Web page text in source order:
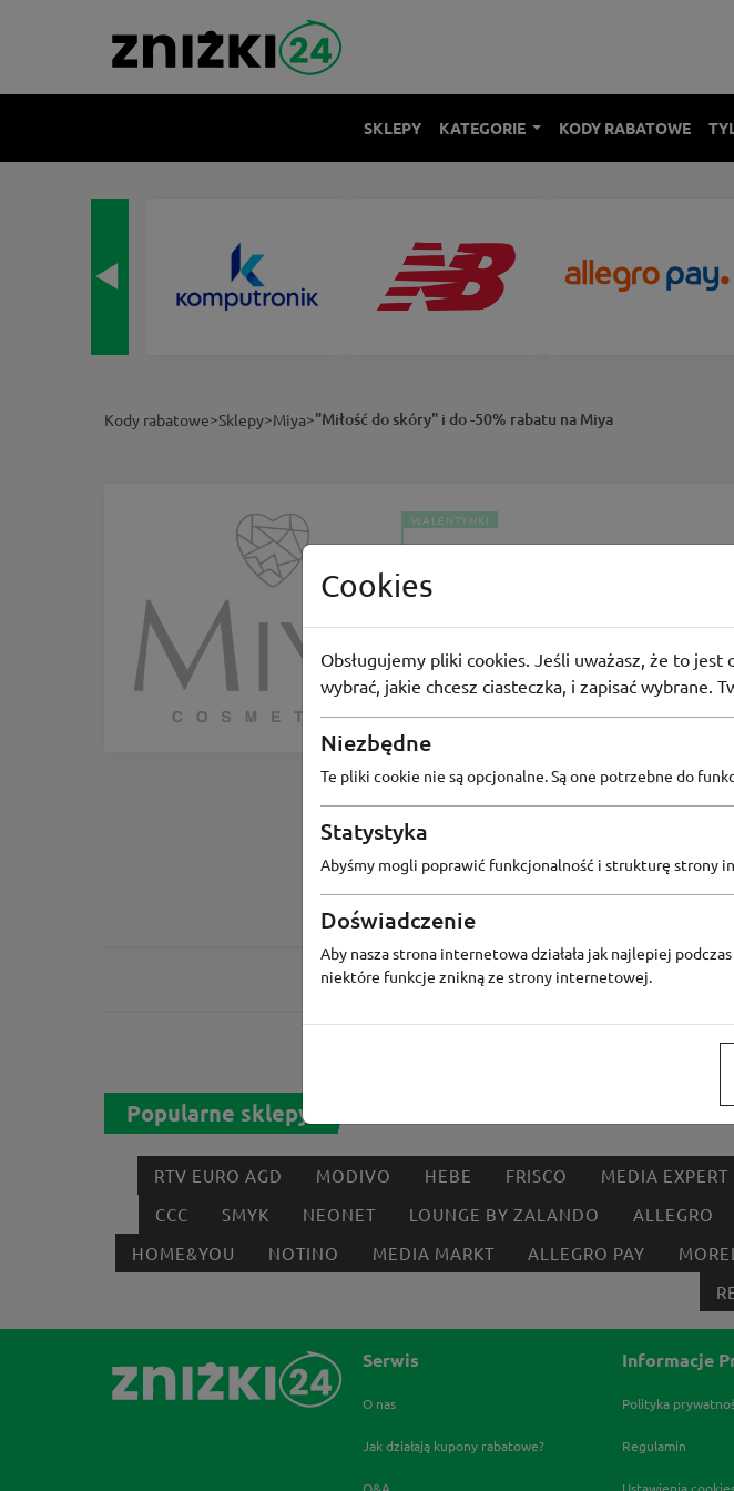
SKLEPY KATEGORIE KODY RABATOWE
Kody rabatowe>Sklepy>Miya>"Miłość do skóry" i do -50% rabatu na Miya
WALENTYNKI
Miya
"Miłość do skóry" i do -50% rabatu
Popularne sklepy
RTV EURO AGD MODIVO HEBE FRISCO MEDIA EXPERT
CCC
SMYK NEONET LOUNGE BY ZALANDO ALLEGRO
HOME&YOU
NOTINO MEDIA MARKT ALLEGRO PAY
Serwis
O nas
Jak działają kupony rabatowe?
Informacje
Polityka
Regulamin
Cookies
Obsługujemy pliki cookies. Jeśli uważasz, że to
wybrać, jakie chcesz ciasteczka, i zapisać wybrane.
Niezbędne
Te pliki cookie nie są opcjonalne. Są one potrzebne do
Statystyka
Abyśmy mogli poprawić funkcjonalność i strukturę strony
Doświadczenie
Aby nasza strona internetowa działała jak najlepiej
niektóre funkcje znikną ze strony internetowej.